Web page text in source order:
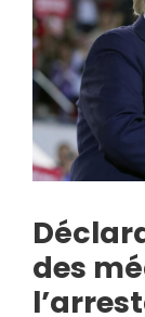
des